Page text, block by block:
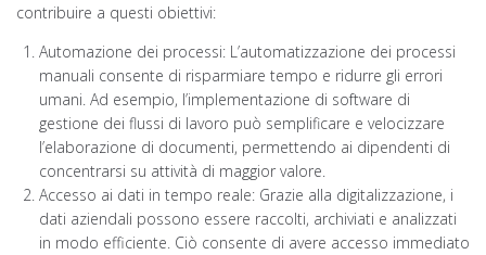
contribuire a questi obiettivi:
Automazione dei processi: L’automatizzazione dei processi
manuali consente di risparmiare tempo e ridurre gli errori
umani. Ad esempio, l’implementazione di software di
gestione dei flussi di lavoro può semplificare e velocizzare
l’elaborazione di documenti, permettendo ai dipendenti di
concentrarsi su attività di maggior valore.
Accesso ai dati in tempo reale: Grazie alla digitalizzazione, i
dati aziendali possono essere raccolti, archiviati e analizzati
in modo efficiente. Ciò consente di avere accesso immediato